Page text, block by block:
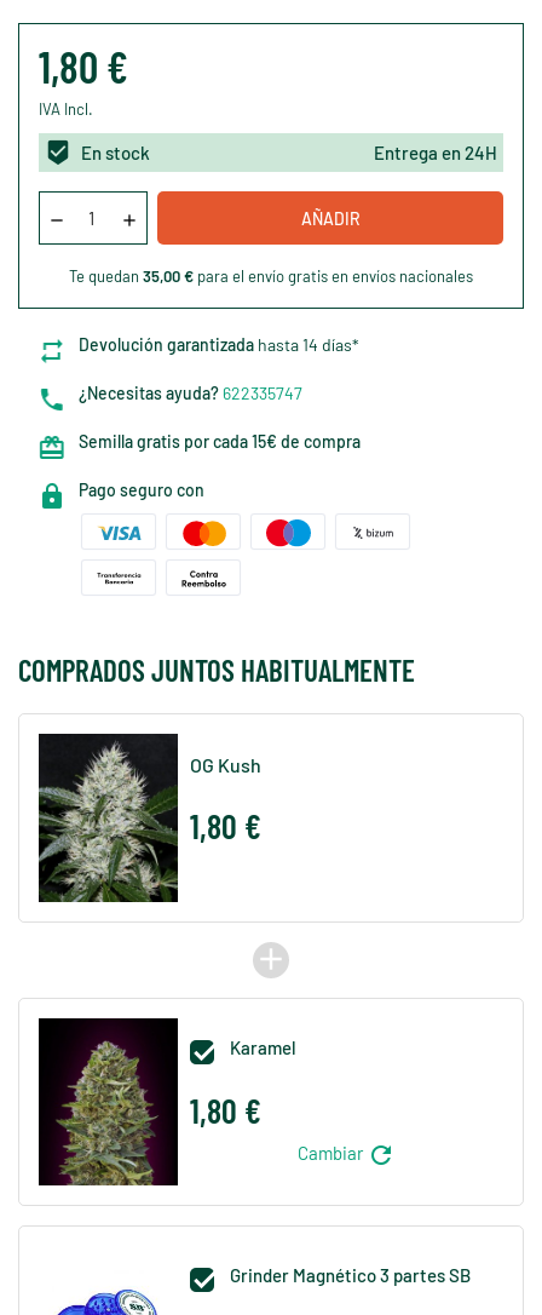
1,80 €
IVA Incl.
En stock Entrega en 24H
AÑADIR
Te quedan 35,00 € para el envío gratis en envíos nacionales
Devolución garantizada hasta 14 días*
¿Necesitas ayuda?622335747
Semilla gratis por cada 15€ de compra
Pago seguro con
COMPRADOS JUNTOS HABITUALMENTE
OG Kush
1,80 €
add
 Karamel
1,80 €
Cambiar refresh
 Grinder Magnético 3 partes SB